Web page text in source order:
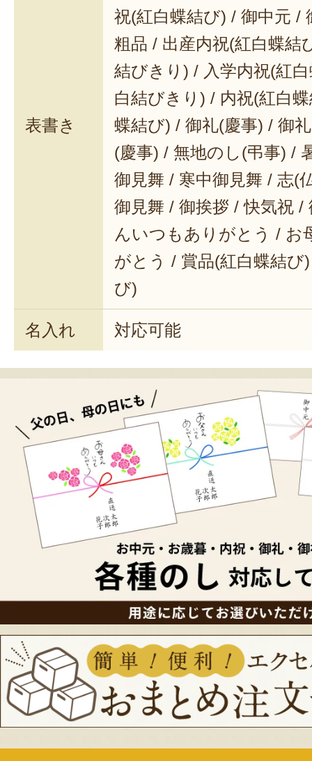
表書き
祝(紅白蝶結び) / 御中元 /
粗品 / 出産内祝(紅白蝶結
結びきり) / 入学内祝(紅
白結びきり) / 内祝(紅白
蝶結び) / 御礼(慶事) / 御
(慶事) / 無地のし(弔事) /
御見舞 / 寒中御見舞 / 志(
御見舞 / 御挨拶 / 快気祝 /
んいつもありがとう / お
がとう / 賞品(紅白蝶結び
び)
名入れ 対応可能